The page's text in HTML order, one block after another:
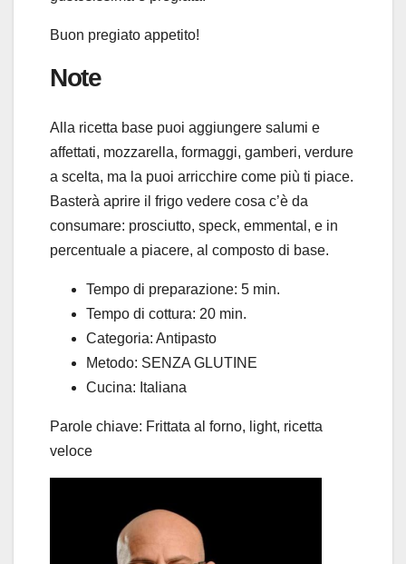
Buon pregiato appetito!
Note
Alla ricetta base puoi aggiungere salumi e
affettati, mozzarella, formaggi, gamberi, verdure
a scelta, ma la puoi arricchire come più ti piace.
Basterà aprire il frigo vedere cosa c’è da
consumare: prosciutto, speck, emmental, e in
percentuale a piacere, al composto di base.
Tempo di preparazione: 5 min.
Tempo di cottura: 20 min.
Categoria: Antipasto
Metodo: SENZA GLUTINE
Cucina: Italiana
Parole chiave: Frittata al forno, light, ricetta
veloce